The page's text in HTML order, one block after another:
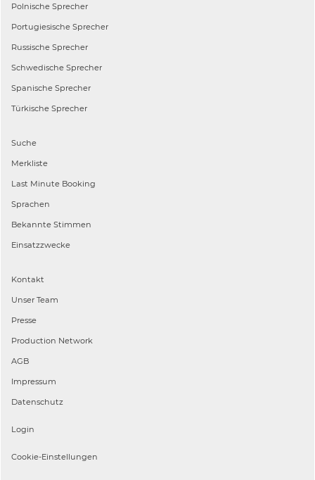
Polnische Sprecher
Portugiesische Sprecher
Russische Sprecher
Schwedische Sprecher
Spanische Sprecher
Türkische Sprecher
Suche
Merkliste
Last Minute Booking
Sprachen
Bekannte Stimmen
Einsatzzwecke
Kontakt
Unser Team
Presse
Production Network
AGB
Impressum
Datenschutz
Login
Cookie-Einstellungen